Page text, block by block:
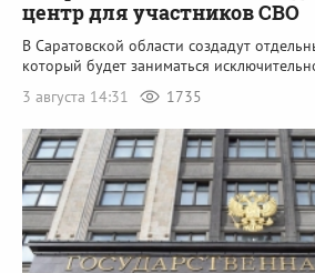
центр для участников СВО
В Саратовской области создадут
который будет заниматься
3 августа 14:31
1735